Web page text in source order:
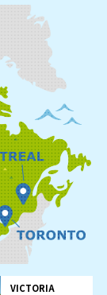
VICTORIA